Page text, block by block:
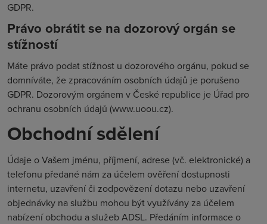
GDPR.
Právo obrátit se na dozorový orgán se
stížností
Máte právo podat stížnost u dozorového orgánu, pokud se
domníváte, že zpracováním osobních údajů je porušeno
GDPR. Dozorovým orgánem v České republice je Úřad pro
ochranu osobních údajů (www.uoou.cz).
Obchodní sdělení
Údaje o Vašem jménu, příjmení, adrese (vč. elektronické) a
telefonu předané nám za účelem ověření dostupnosti
internetu, uzavření či zodpovězení dotazu nebo uzavření
objednávky na službu mohou být využívány za účelem
nabízení obchodu a služeb ADSL. Předáním informace o